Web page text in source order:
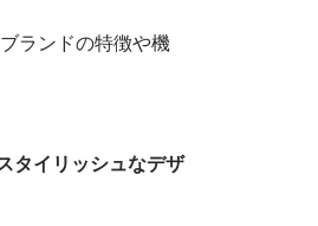
ランドの特徴や機
タイリッシュなデザ